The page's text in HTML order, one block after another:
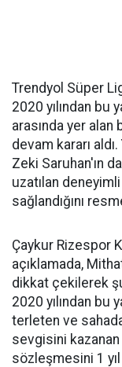
Trendyol Süper
2020 yılından bu
arasında yer alan
devam kararı
Zeki Saruhan'ın
uzatılan
sağlandığını
Çaykur Rizespor
açıklamada,
dikkat çekilerek
2020 yılından bu
terleten ve
sevgisini kazanan
sözleşmesini 1